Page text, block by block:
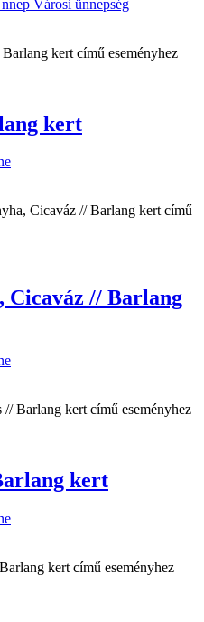
Városi ünnepség
kert
Cicaváz // Barlang
kert